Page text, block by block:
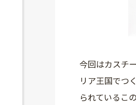
今回はカスチ
リア王国でつ
られているこ